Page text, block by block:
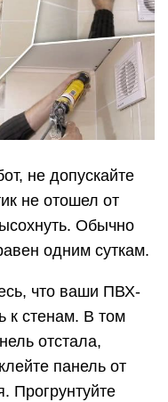
не допускайте
не отошел от
Обычно
одним суткам.
что ваши ПВХ-
к стенам. В том
отстала,
панель от
Прогрунтуйте